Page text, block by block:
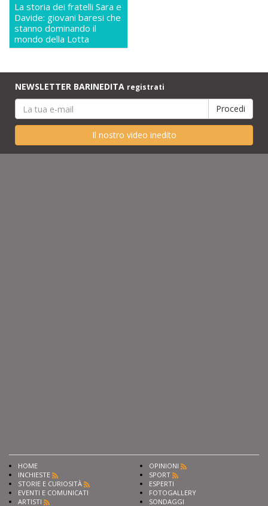
La storia dei fratelli Sara e
Davide: giovani baresi che
stanno dominando il
mondo della Lotta
NEWSLETTER BARINEDITA registrati
Il nostro video inedito
HOME
INCHIESTE
STORIE E CURIOSITÀ
EVENTI E COMUNICATI
ARTISTI
OPINIONI
SPORT
ESPERTI
FOTOGALLERY
SONDAGGI